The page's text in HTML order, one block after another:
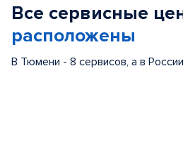
Все сервисные
расположены
В Тюмени - 8 сервисов, а в